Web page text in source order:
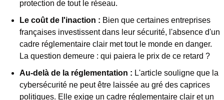
protection de tout le réseau.
Le coût de l'inaction : Bien que certaines entreprises
françaises investissent dans leur sécurité, l'absence d'un
cadre réglementaire clair met tout le monde en danger.
La question demeure : qui paiera le prix de ce retard ?
Au-delà de la réglementation : L'article souligne que la
cybersécurité ne peut être laissée au gré des caprices
politiques. Elle exige un cadre réglementaire clair et un